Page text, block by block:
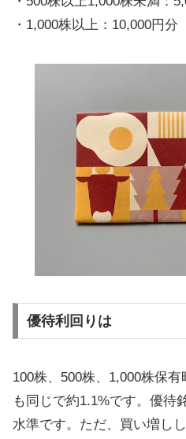
・1,000株以上：10,000円分
優待利回りは
100株、500株、1,000株保
も同じで約1.1%です。優待
水準です。ただ、買い増し